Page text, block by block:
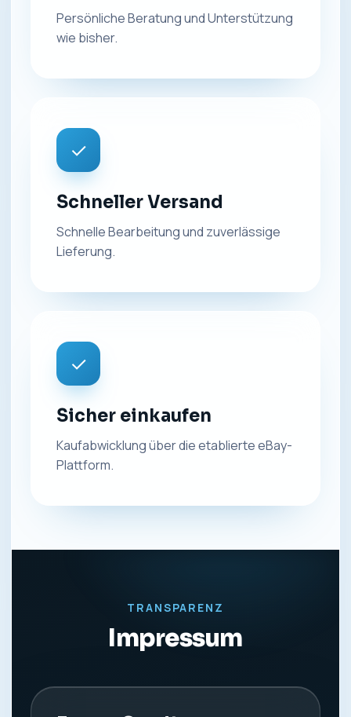
Persönliche Beratung und Unterstützung
wie bisher.
✓
Schneller Versand
Schnelle Bearbeitung und zuverlässige
Lieferung.
✓
Sicher einkaufen
Kaufabwicklung über die etablierte eBay-
Plattform.
TRANSPARENZ
Impressum